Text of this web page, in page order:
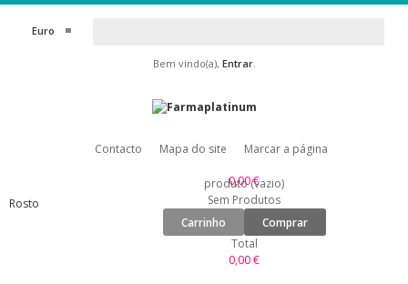
Euro
Bem vindo(a), Entrar.
Contacto Mapa do site Marcar a página
0,00 €
produto (vazio)
Sem Produtos
Carrinho
Comprar
Total
0,00 €
Rosto